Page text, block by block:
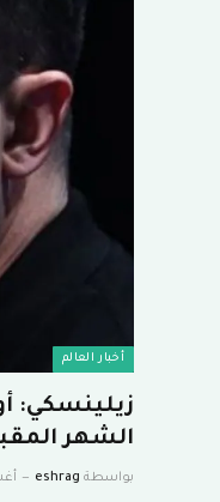
أخبار العالم
زيلينسكي:
الشهر
بواسطة eshrag